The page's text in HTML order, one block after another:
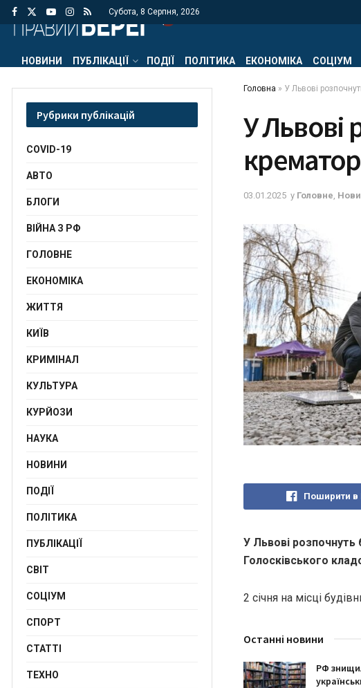
Субота, 8 Серпня, 2026
НОВИНИ ПУБЛІКАЦІЇ ПОДІЇ ПОЛІТИКА ЕКОНОМІКА СОЦІУМ
Головна » У Львові
У Львові
03.01.2025 у Головне
Поширити в
У Львові
Голосківського
2 січня на місці
Останні новини
РФ
Рубрики публікацій
COVID-19
АВТО
БЛОГИ
ВІЙНА З РФ
ГОЛОВНЕ
ЕКОНОМІКА
ЖИТТЯ
КИЇВ
КРИМІНАЛ
КУЛЬТУРА
КУРЙОЗИ
НАУКА
НОВИНИ
ПОДІЇ
ПОЛІТИКА
ПУБЛІКАЦІЇ
СВІТ
СОЦІУМ
СПОРТ
СТАТТІ
ТЕХНО